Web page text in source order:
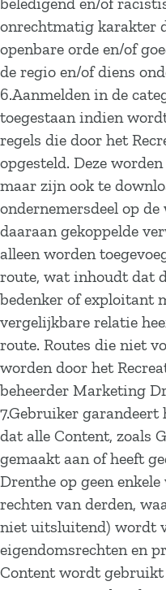
onrechtmatig karakter
openbare orde en/of
de regio en/of diens
6.Aanmelden in de
toegestaan indien
regels die door het
opgesteld. Deze
maar zijn ook te
ondernemersdeel op
daaraan gekoppelde
alleen worden
route, wat inhoudt dat
bedenker of exploitant
vergelijkbare relatie
route. Routes die niet
worden door het
beheerder Marketing
7.Gebruiker garandeert
dat alle Content, zoals
gemaakt aan of heeft
Drenthe op geen
rechten van derden,
niet uitsluitend) wordt
eigendomsrechten en
Content wordt